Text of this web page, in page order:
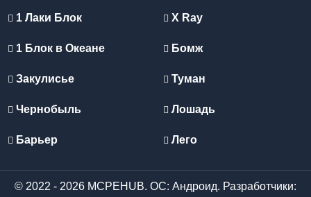
1 Лаки Блок
1 Блок в Океане
Закулисье
Чернобыль
Барьер
X Ray
Бомж
Туман
Лошадь
Лего
© 2022 - 2026 MCPEHUB. ОС: Андроид. Разработчики: